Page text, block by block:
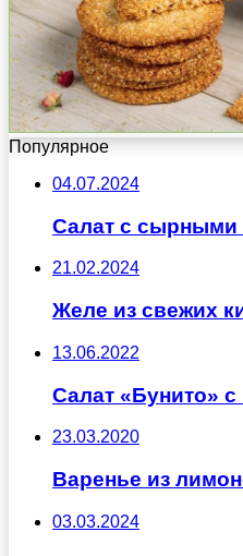
Популярное
04.07.2024
Салат с
21.02.2024
Желе из свежих
13.06.2022
Салат «Бунито»
23.03.2020
Варенье из
03.03.2024